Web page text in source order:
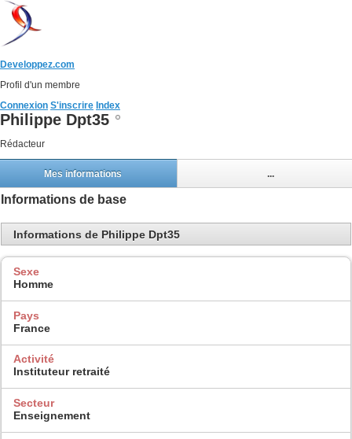
Developpez.com
Profil d'un membre
Connexion S'inscrire Index
Philippe Dpt35
Rédacteur
Mes informations ...
Informations de base
Informations de Philippe Dpt35
Sexe
Homme
Pays
France
Activité
Instituteur retraité
Secteur
Enseignement